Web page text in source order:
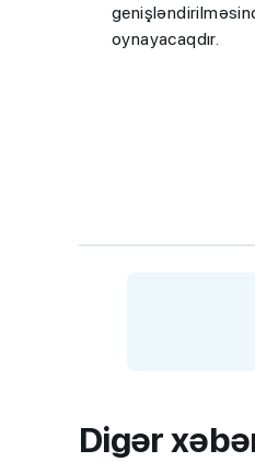
oynayacaqdır.
Digər